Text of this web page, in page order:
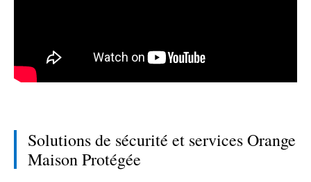
Solutions de sécurité et services Orange
Maison Protégée